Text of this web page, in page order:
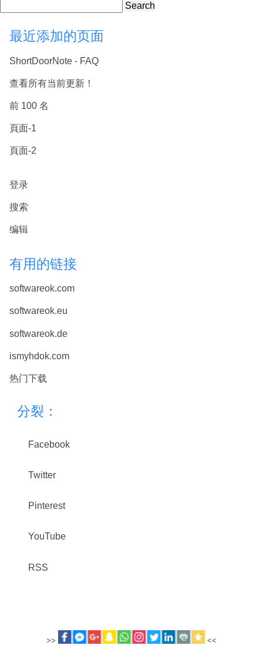
Search
最近添加的页面
ShortDoorNote - FAQ
查看所有当前更新！
前 100 名
頁面-1
頁面-2
登录
搜索
编辑
有用的链接
softwareok.com
softwareok.eu
softwareok.de
ismyhdok.com
热门下载
分裂：
Facebook
Twitter
Pinterest
YouTube
RSS
>>
<<